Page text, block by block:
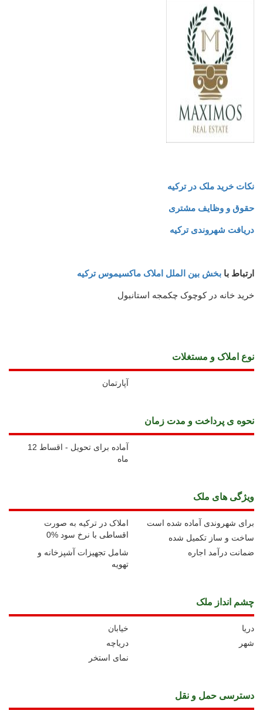
نکات خرید ملک در ترکیه
حقوق و وظایف مشتری
دریافت شهروندی ترکیه
ارتباط با بخش بین الملل املاک ماکسیموس ترکیه
خرید خانه در کوچوک چکمجه استانبول
نوع املاک و مستغلات
آپارتمان
نحوه ی پرداخت و مدت زمان
آماده برای تحویل - اقساط 12
ماه
ويژگی های ملک
املاک در ترکیه به صورت
اقساطی با نرخ سود %0
برای شهروندی آماده شده است
ساخت و ساز تکمیل شده
شامل تجهیزات آشپزخانه و
تهویه
ضمانت درآمد اجاره
چشم انداز ملک
خیابان
دریا
دریاچه
شهر
نمای استخر
دسترسی حمل و نقل